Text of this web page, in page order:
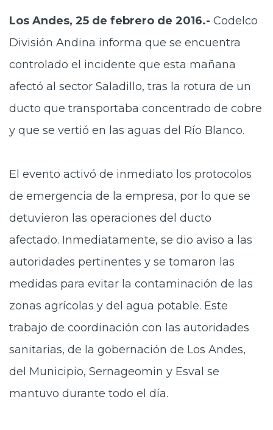
Los Andes, 25 de febrero de 2016.- Codelco
División Andina informa que se encuentra
controlado el incidente que esta mañana
afectó al sector Saladillo, tras la rotura de un
ducto que transportaba concentrado de cobre
y que se vertió en las aguas del Río Blanco.
El evento activó de inmediato los protocolos
de emergencia de la empresa, por lo que se
detuvieron las operaciones del ducto
afectado. Inmediatamente, se dio aviso a las
autoridades pertinentes y se tomaron las
medidas para evitar la contaminación de las
zonas agrícolas y del agua potable. Este
trabajo de coordinación con las autoridades
sanitarias, de la gobernación de Los Andes,
del Municipio, Sernageomin y Esval se
mantuvo durante todo el día.